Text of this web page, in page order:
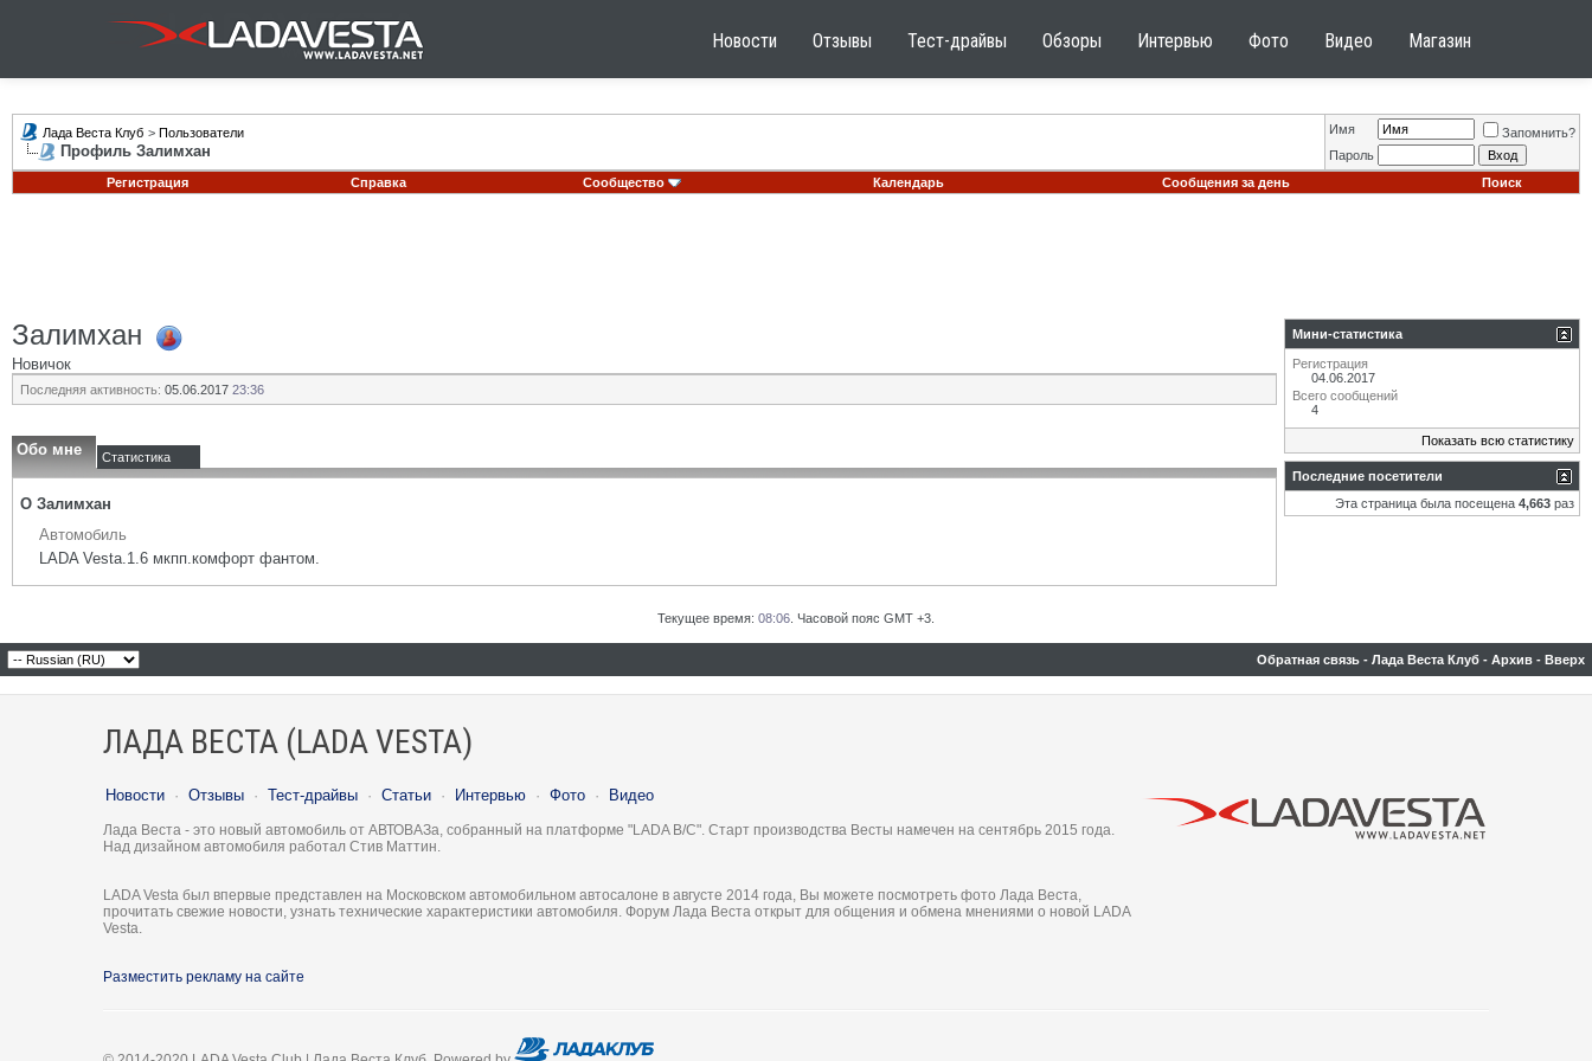
Новости Отзывы Тест-драйвы Обзоры Интервью Фото Видео Магазин
Лада Веста Клуб > Пользователи
Профиль Залимхан
Имя
Запомнить?
Пароль
Регистрация
Справка Сообщество Календарь Сообщения за день Поиск
Залимхан
Новичок
Последняя активность: 05.06.2017 23:36
Обо мне Статистика
О Залимхан
Автомобиль
LADA Vesta.1.6 мкпп.комфорт фантом.
Мини-статистика
Регистрация
04.06.2017
Всего сообщений
4
Показать всю статистику
Последние посетители
Эта страница была посещена 4,663 раз
Текущее время: 08:06 . Часовой пояс GMT +3.
Обратная связь - Лада Веста Клуб - Архив - Вверх
ЛАДА ВЕСТА (LADA VESTA)
Новости · Отзывы · Тест-драйвы · Статьи · Интервью · Фото · Видео
Лада Веста - это новый автомобиль от АВТОВАЗа, собранный на платформе "LADA B/C". Старт производства Весты намечен на сентябрь 2015 года.
Над дизайном автомобиля работал Стив Маттин.
LADA Vesta был впервые представлен на Московском автомобильном автосалоне в августе 2014 года, Вы можете посмотреть фото Лада Веста,
прочитать свежие новости, узнать технические характеристики автомобиля. Форум Лада Веста открыт для общения и обмена мнениями о новой LADA
Vesta.
Разместить рекламу на сайте